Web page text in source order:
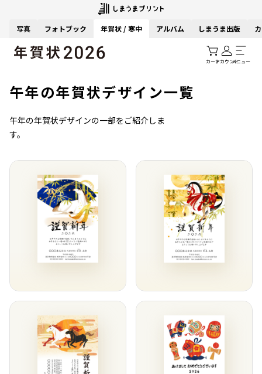
写真 フォトブック 年賀状 / 寒中 アルバム しまうま出版
カートアカウントメニュー
午年の年賀状デザイン一覧
午年の年賀状デザインの一部をご紹介しま
す。